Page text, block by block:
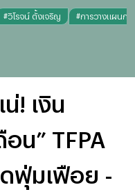
#วิโรจน์ ตั้งเจริญ #การวางแผนกา
! เงิน
น” TFPA
ฟุ่มเฟือย -